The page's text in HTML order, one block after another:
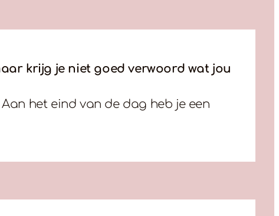
krijg je niet goed verwoord wat jou
het eind van de dag heb je een